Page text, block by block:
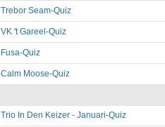
Trebor Seam-Quiz
VK 't Gareel-Quiz
Fusa-Quiz
Calm Moose-Quiz
Trio In Den Keizer - Januari-Quiz